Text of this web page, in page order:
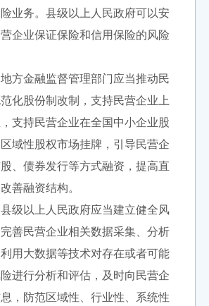
业务。县级以上人民政府可以安
企业保证保险和信用保险的风险
方金融监督管理部门应当推动民
化股份制改制，支持民营企业上
支持民营企业在全国中小企业股
域性股权市场挂牌，引导民营企
、债券发行等方式融资，提高直
善融资结构。
级以上人民政府应当建立健全风
善民营企业相关数据采集、分析
用大数据等技术对存在或者可能
进行分析和评估，及时向民营企
，防范区域性、行业性、系统性